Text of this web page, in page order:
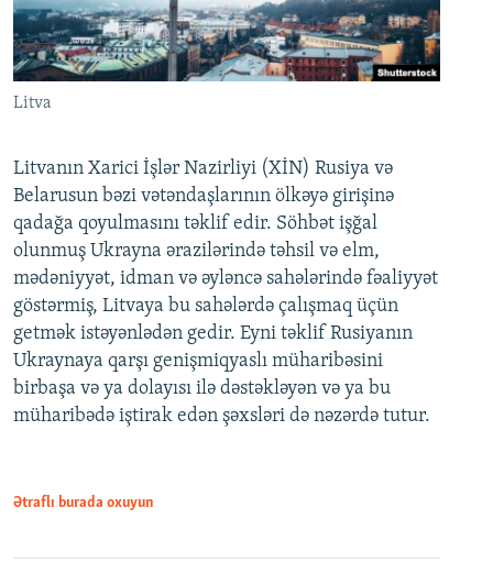
Litva
Litvanın Xarici İşlər Nazirliyi (XİN) Rusiya və
Belarusun bəzi vətəndaşlarının ölkəyə girişinə
qadağa qoyulmasını təklif edir. Söhbət işğal
olunmuş Ukrayna ərazilərində təhsil və elm,
mədəniyyət, idman və əyləncə sahələrində fəaliyyət
göstərmiş, Litvaya bu sahələrdə çalışmaq üçün
getmək istəyənlədən gedir. Eyni təklif Rusiyanın
Ukraynaya qarşı genişmiqyaslı müharibəsini
birbaşa və ya dolayısı ilə dəstəkləyən və ya bu
müharibədə iştirak edən şəxsləri də nəzərdə tutur.
Ətraflı burada oxuyun